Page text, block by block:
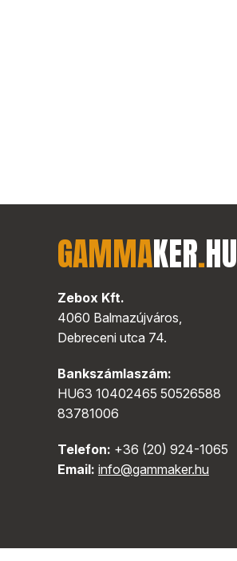
GAMMAKER.HU
Zebox Kft.
4060 Balmazújváros,
Debreceni utca 74.
Bankszámlaszám:
HU63 10402465 50526588
83781006
Telefon: +36 (20) 924-1065
Email: info@gammaker.hu